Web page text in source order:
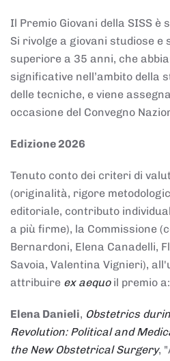
Il Premio Giovani della SISS
Si rivolge a giovani studiose e
superiore a 35 anni, che
significative nell’ambito della
delle tecniche, e viene
occasione del Convegno
Edizione 2026
Tenuto conto dei criteri di
(originalità, rigore
editoriale, contributo
a più firme), la Commissione
Bernardoni, Elena Canadelli,
Savoia, Valentina Vignieri),
attribuire ex aequoil premio a:
Elena Danieli, Obstetrics
Revolution: Political and
the New Obstetrical Surgery,